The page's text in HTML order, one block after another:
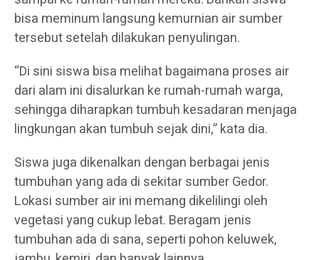
bisa meminum langsung kemurnian air sumber
tersebut setelah dilakukan penyulingan.
“Di sini siswa bisa melihat bagaimana proses air
dari alam ini disalurkan ke rumah-rumah warga,
sehingga diharapkan tumbuh kesadaran menjaga
lingkungan akan tumbuh sejak dini,” kata dia.
Siswa juga dikenalkan dengan berbagai jenis
tumbuhan yang ada di sekitar sumber Gedor.
Lokasi sumber air ini memang dikelilingi oleh
vegetasi yang cukup lebat. Beragam jenis
tumbuhan ada di sana, seperti pohon keluwek,